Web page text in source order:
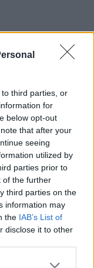
third parties, or
for
below opt-out
that after your
seeing
utilized by
parties prior to
of the further
third parties on the
information may
the IAB’s List of
disclose it to other
rengeteg érdekes
a víz, azzal több
a légkör pára-
alatt kétféle
lévő vízpára me
ami a levegőben lév
a lehetséges telí